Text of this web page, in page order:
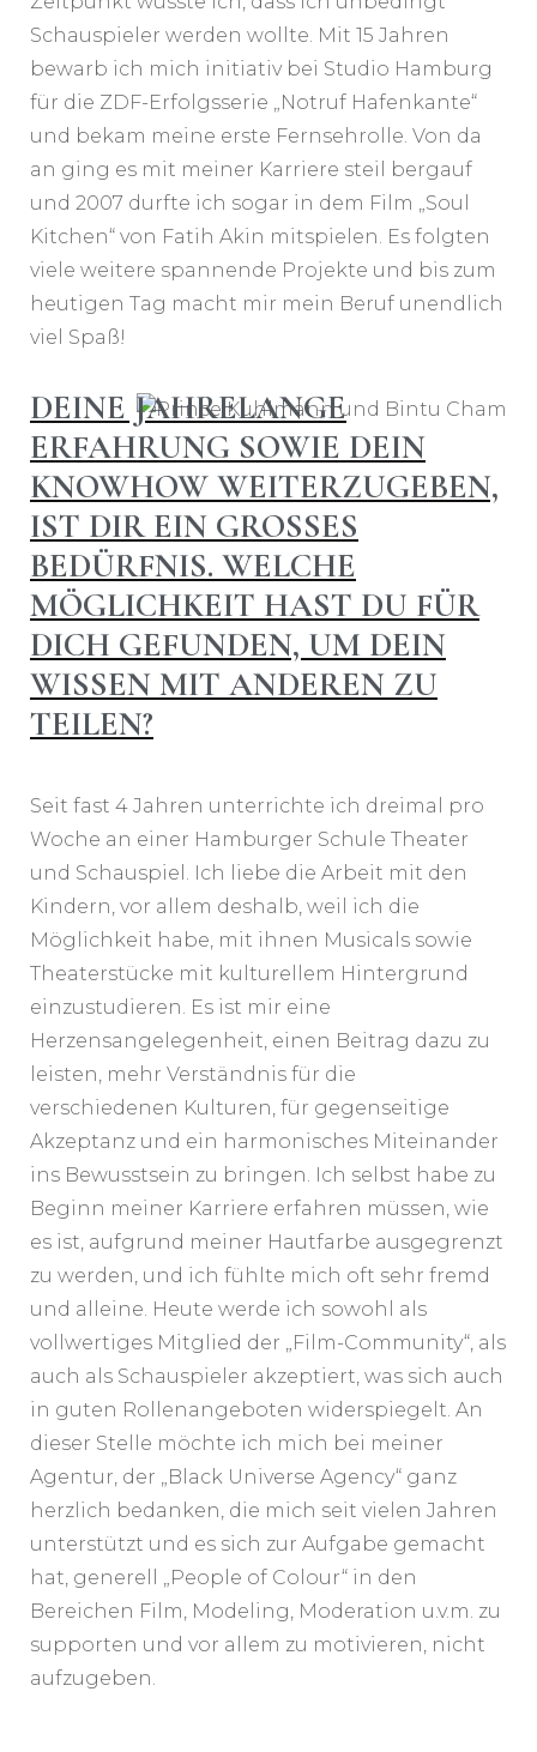
Schauspieler werden wollte. Mit 15 Jahren
bewarb ich mich initiativ bei Studio Hamburg
für die ZDF-Erfolgsserie „Notruf Hafenkante“
und bekam meine erste Fernsehrolle. Von da
an ging es mit meiner Karriere steil bergauf
und 2007 durfte ich sogar in dem Film „Soul
Kitchen“ von Fatih Akin mitspielen. Es folgten
viele weitere spannende Projekte und bis zum
heutigen Tag macht mir mein Beruf unendlich
viel Spaß!
DEINE JAHRELANGE
ERFAHRUNG SOWIE DEIN
KNOWHOW WEITERZUGEBEN,
IST DIR EIN GROSSES B
EDÜRFNIS. WELCHE M
ÖGLICHKEIT HAST DU FÜR D
ICH GEFUNDEN, UM DEIN W
ISSEN MIT ANDEREN ZU T
EILEN?
Seit fast 4 Jahren unterrichte ich dreimal pro
Woche an einer Hamburger Schule Theater
und Schauspiel. Ich liebe die Arbeit mit den
Kindern, vor allem deshalb, weil ich die
Möglichkeit habe, mit ihnen Musicals sowie
Theaterstücke mit kulturellem Hintergrund
einzustudieren. Es ist mir eine
Herzensangelegenheit, einen Beitrag dazu zu
leisten, mehr Verständnis für die
verschiedenen Kulturen, für gegenseitige
Akzeptanz und ein harmonisches Miteinander
ins Bewusstsein zu bringen. Ich selbst habe zu
Beginn meiner Karriere erfahren müssen, wie
es ist, aufgrund meiner Hautfarbe ausgegrenzt
zu werden, und ich fühlte mich oft sehr fremd
und alleine. Heute werde ich sowohl als
vollwertiges Mitglied der „Film-Community“, als
auch als Schauspieler akzeptiert, was sich auch
in guten Rollenangeboten widerspiegelt. An
dieser Stelle möchte ich mich bei meiner
Agentur, der „Black Universe Agency“ ganz
herzlich bedanken, die mich seit vielen Jahren
unterstützt und es sich zur Aufgabe gemacht
hat, generell „People of Colour“ in den
Bereichen Film, Modeling, Moderation u.v.m. zu
supporten und vor allem zu motivieren, nicht
aufzugeben.